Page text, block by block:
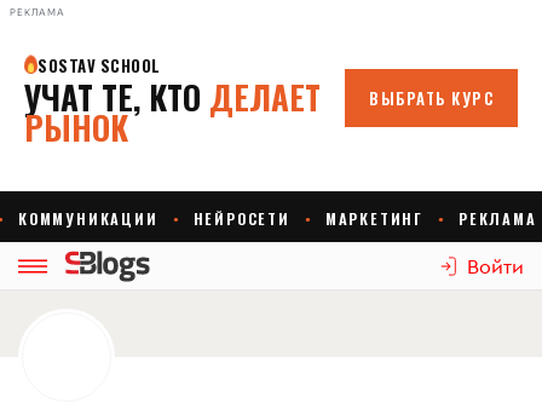
РЕКЛАМА
Войти